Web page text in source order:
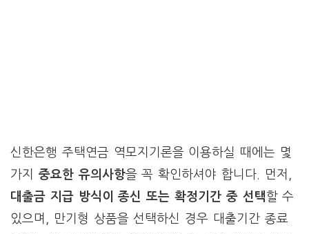
신한은행 주택연금 역모지기론을 이용하실 때에는 몇
가지 중요한 유의사항을 꼭 확인하셔야 합니다. 먼저,
대출금 지급 방식이 종신 또는 확정기간 중 선택할 수
있으며, 만기형 상품을 선택하신 경우 대출기간 종료